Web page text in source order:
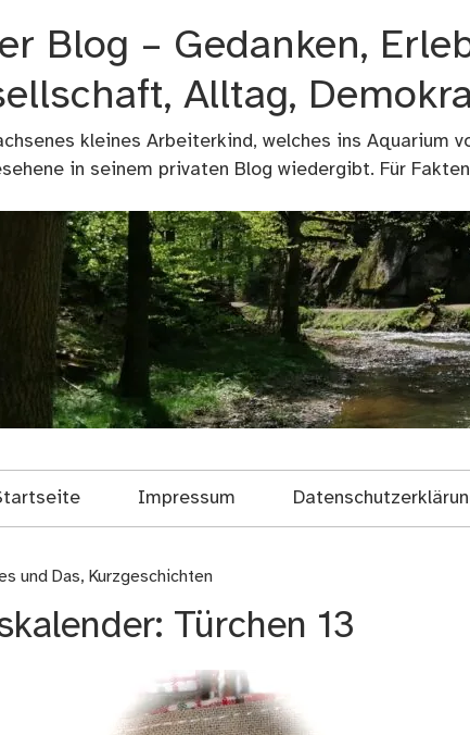
Blog – Gedanken,
Alltag,
kleines Arbeiterkind, welches ins Aquarium
in seinem privaten Blog wiedergibt. Für
Impressum
und Das, Kurzgeschichten
Türchen 13